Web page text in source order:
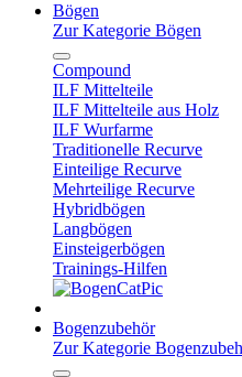
Bögen
Zur Kategorie Bögen
Compound
ILF Mittelteile
ILF Mittelteile aus Holz
ILF Wurfarme
Traditionelle Recurve
Einteilige Recurve
Mehrteilige Recurve
Hybridbögen
Langbögen
Einsteigerbögen
Trainings-Hilfen
Bogenzubehör
Zur Kategorie